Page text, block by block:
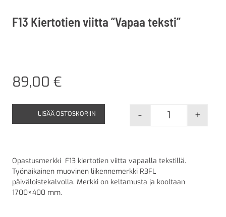
F13 Kiertotien viitta ”Vapaa teksti”
89,00 €
F13 Kiertotien
- +
LISÄÄ OSTOSKORIIN
Opastusmerkki F13 kiertotien viitta vapaalla tekstillä.
Työnaikainen muovinen liikennemerkki R3FL
päiväloistekalvolla. Merkki on keltamusta ja kooltaan
1700×400 mm.